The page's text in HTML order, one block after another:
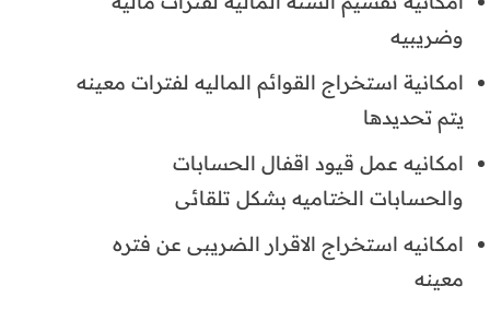
وضريبيه
امكانية استخراج القوائم الماليه لفترات معينه
يتم تحديدها
امكانيه عمل قيود اقفال الحسابات
والحسابات الختاميه بشكل تلقائى
امكانيه استخراج الاقرار الضريبى عن فتره
معينه